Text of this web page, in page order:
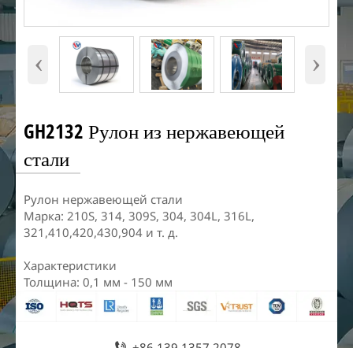
‹ ›
GH2132 Рулон из нержавеющей
стали
Рулон нержавеющей стали
Марка: 210S, 314, 309S, 304, 304L, 316L,
321,410,420,430,904 и т. д.
Характеристики
Толщина: 0,1 мм - 150 мм